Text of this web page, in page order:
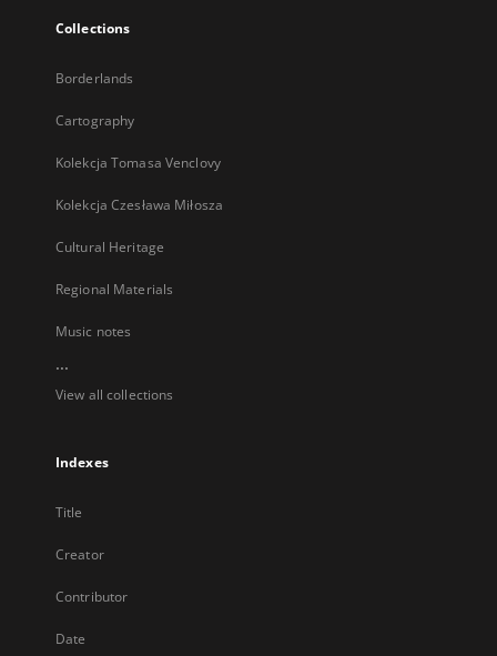
Collections
Borderlands
Cartography
Kolekcja Tomasa Venclovy
Kolekcja Czesława Miłosza
Cultural Heritage
Regional Materials
Music notes
...
View all collections
Indexes
Title
Creator
Contributor
Date